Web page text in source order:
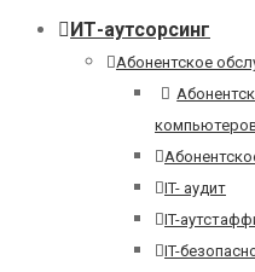
ИТ-аутсорсинг
Абонентское
IT- аудит
IT-
IT-